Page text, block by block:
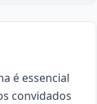
é essencial
convidados